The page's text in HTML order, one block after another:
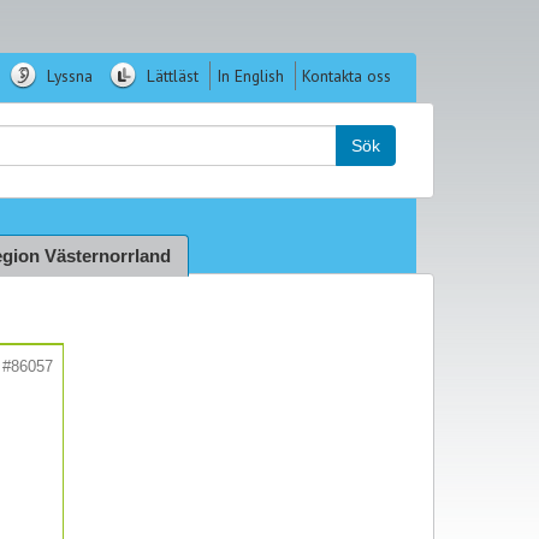
Lyssna Lättläst In English Kontakta oss
Sök
Västernorrland
#86057